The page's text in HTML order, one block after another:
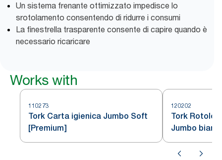
Un sistema frenante ottimizzato impedisce lo
srotolamento consentendo di ridurre i consumi
La finestrella trasparente consente di capire quando è
necessario ricaricare
Works with
110273
Tork Carta igienica Jumbo Soft
[Premium]
120202
Tork Rotolo
Jumbo